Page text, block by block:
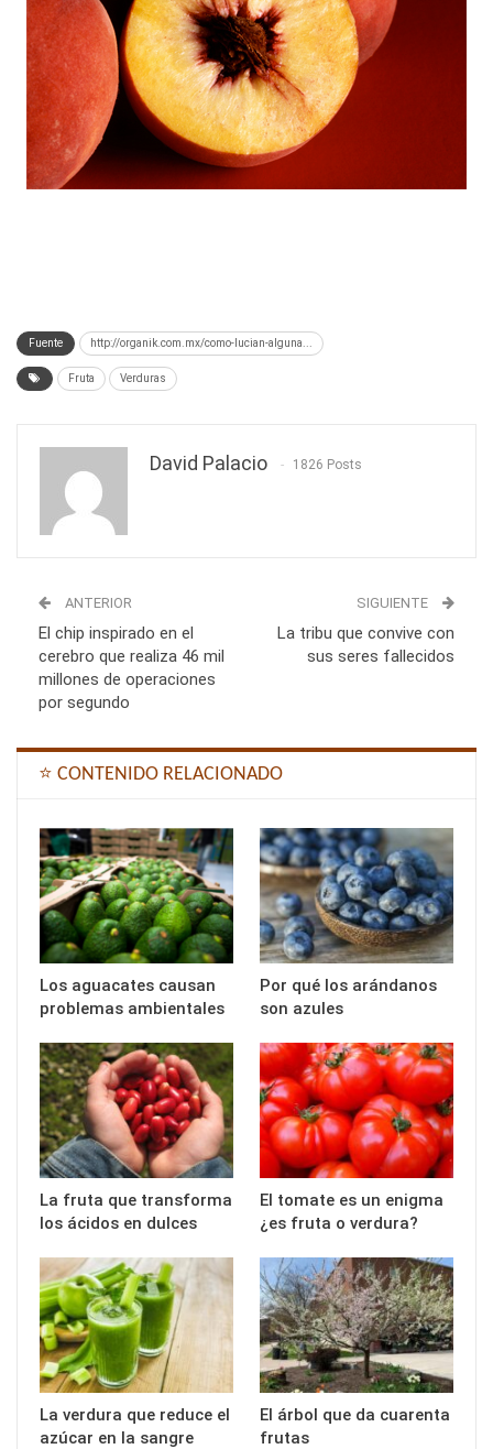
Fuente http://organik.com.mx/como-lucian-alguna...
Fruta Verduras
David Palacio 1826 Posts
ANTERIOR
El chip inspirado en el
cerebro que realiza 46 mil
millones de operaciones
por segundo
SIGUIENTE
La tribu que convive con
sus seres fallecidos
⭐ CONTENIDO RELACIONADO
Los aguacates causan
problemas ambientales
Por qué los arándanos
son azules
La fruta que transforma
los ácidos en dulces
El tomate es un enigma
¿es fruta o verdura?
La verdura que reduce el
azúcar en la sangre
El árbol que da cuarenta
frutas